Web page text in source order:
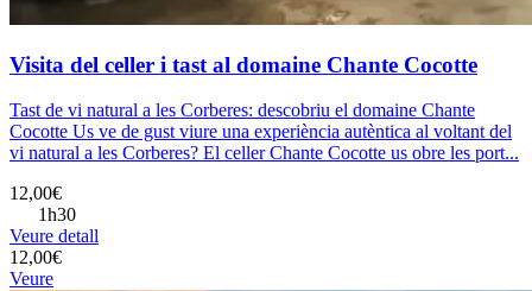
Visita del celler i tast al domaine Chante Cocotte
Tast de vi natural a les Corberes: descobriu el domaine Chante
Cocotte Us ve de gust viure una experiència autèntica al voltant del
vi natural a les Corberes? El celler Chante Cocotte us obre les port...
12,00€
1h30
Veure detall
12,00€
Veure